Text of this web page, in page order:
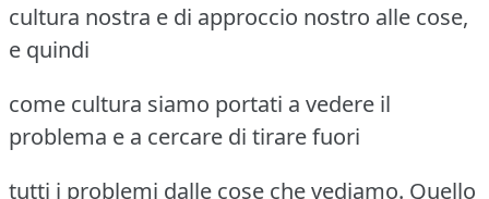
cultura nostra e di approccio nostro alle cose,
e quindi
come cultura siamo portati a vedere il
problema e a cercare di tirare fuori
tutti i problemi dalle cose che vediamo. Quello